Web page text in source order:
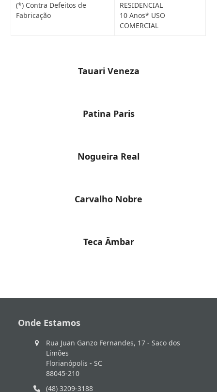
(*) Contra Defeitos de
Fabricação
RESIDENCIAL
10 Anos* USO
COMERCIAL
Tauari Veneza
Patina Paris
Nogueira Real
Carvalho Nobre
Teca Âmbar
Onde Estamos
Rua Juan Ganzo Fernandes, 17 - Saco dos
Limões
Florianópolis - SC
88045-210
(48) 3209-3188